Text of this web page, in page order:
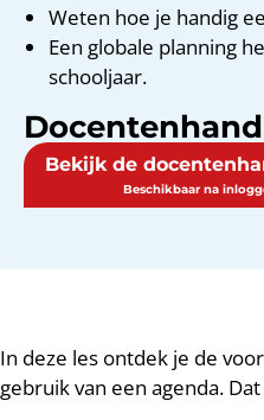
Weten hoe je handig
Een globale planning
schooljaar.
Bekijk de
In deze les ontdek je de
gebruik van een agenda.